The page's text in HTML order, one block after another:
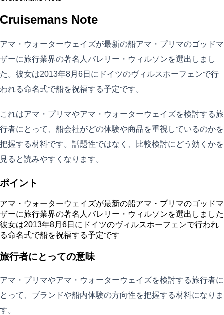
Cruisemans Note
アマ・ウォーターウェイズが最新の船アマ・プリマのゴッドマ
ザーに旅行業界の著名人バレリー・ウィルソンを選出しまし
た。彼女は2013年8月6日にドイツのヴィルスホーフェンで行
われる命名式で船を祝福する予定です。
これはアマ・プリマやアマ・ウォーターウェイズを検討する旅
行者にとって、船会社がどの体験や商品を重視しているのかを
把握する材料です。話題性ではなく、比較検討にどう効くかを
見ると読みやすくなります。
ポイント
アマ・ウォーターウェイズが最新の船アマ・プリマのゴッドマ
ザーに旅行業界の著名人バレリー・ウィルソンを選出しました
彼女は2013年8月6日にドイツのヴィルスホーフェンで行われ
る命名式で船を祝福する予定です
旅行者にとっての意味
アマ・プリマやアマ・ウォーターウェイズを検討する旅行者に
とって、ブランドや船内体験の方向性を把握する材料になりま
す。